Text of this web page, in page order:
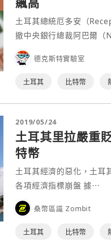
土耳其總統厄多安（
撤中央銀行總裁阿巴爾（
土耳其里拉週一（22）一
的升幅。隨著土耳其里拉
特幣（BTC）的需求似
德克斯特實驗室
土耳其 比特幣
2019/05/24
土耳其里拉嚴重
特幣
土耳其經濟的惡化，土耳
各項經濟指標崩盤 據⋯
桑幣區識 Zombit
土耳其 比特幣